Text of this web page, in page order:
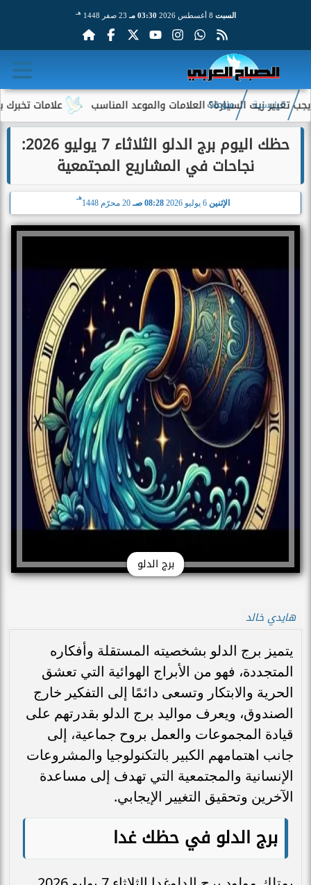
السبت 03:30 مـ 23 صفر 1448 هـ
علامات تخبرك بأن السيارة؟ العلامات والموعد المناسب
الرئيسية منوعات
حظك اليوم برج الدلو الثلاثاء 7 يوليو 2026:
نجاحات في المشاريع المجتمعية
الإثنين 6 يوليو 2026 08:28 صـ 20 محرّم 1448
هـ
برج الدلو
هايدي خالد
يتميز برج الدلو بشخصيته المستقلة وأفكاره
المتجددة، فهو من الأبراج الهوائية التي تعشق
الحرية والابتكار وتسعى دائمًا إلى التفكير خارج
الصندوق، ويعرف مواليد برج الدلو بقدرتهم على
قيادة المجموعات والعمل بروح جماعية، إلى
جانب اهتمامهم الكبير بالتكنولوجيا والمشروعات
الإنسانية والمجتمعية التي تهدف إلى مساعدة
الآخرين وتحقيق التغيير الإيجابي.
برج الدلو في حظك غدا